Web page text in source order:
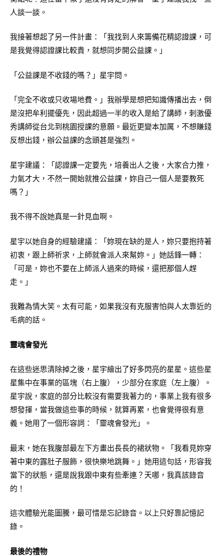
人談一談。
我接著想起了另一件計畫：「我找到人來籌備花精認證課，可
是我覺得認證課比較貴，就想同步開公益課。」
「公益課是不收錢的嗎？」星宇問。
「完全不收或只收場地費。」我辦學是想把知識傳播出去，倒
是沒把牟利擺優先，因此超過一半的收入是給了講師，刺激優
秀講師從台北到桃園授課的意願。最近更變本加厲，不想賺錢
反想出錢，辦公益課的念頭甚是強烈。
星宇建議：「認證課一定要先，培養出人之後，大家合力推，
力氣才大，不然一開始就推公益課，妳自己一個人是要教死
嗎？」
我不得不說她真是一針見血啊。
星宇以她自身的經驗建議：「妳現在缺的是人，妳只要抱持著
初衷，跟上師祈求，上師就會派人來幫妳。」她話鋒一轉：
「可是，妳也不要在上師派人過來的時候，還把那個人趕
走。」
我難為情大笑。太有可能，如果我沒有克服害怕與人太靠近的
毛病的話。
靈魂會發光
在這些迷思清除掉之後，星宇繪出了好多閃亮的星星。這些星
星集中在事業的區塊（右上腹），少部分在家庭（左上腹）。
星宇說，家庭的部分比較沒有需要我著力的，事業上我有很多
想發揮，當我做這些事的時候，就算再累，也會覺得很有意
義。她用了一個形容詞：「靈魂會發光」。
最末，她在我腹部最左下方畫出長長的裙狀物。「我看見妳穿
著中東的露肚子服飾，很快樂地跳舞。」她用這句話，形容我
當下的狀態，還是說我跟中東有些牽連？天哪，我真該錄音
的！
這次體驗光能圖騰，最可惜是忘記錄音。以上只好靠記憶記
錄。
最後的禮物